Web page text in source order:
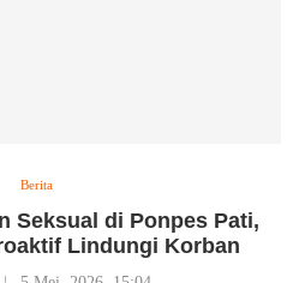
Berita
Seksual di Ponpes Pati,
Lindungi Korban